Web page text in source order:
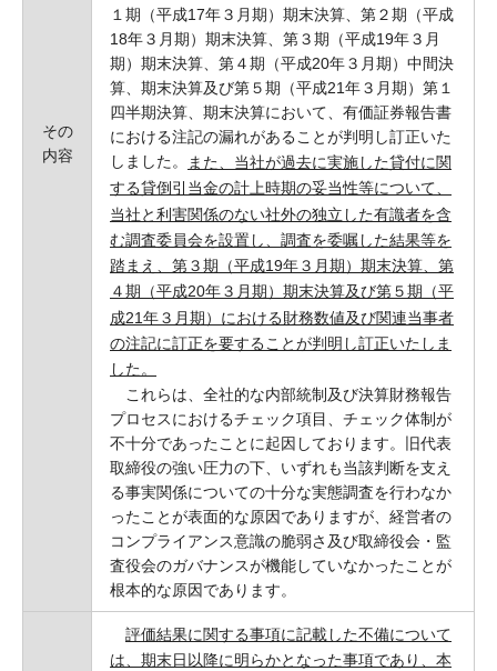
その
内容
１期（平成17年３月期）期末決算、第２期（平成
18年３月期）期末決算、第３期（平成19年３月
期）期末決算、第４期（平成20年３月期）中間決
算、期末決算及び第５期（平成21年３月期）第１
四半期決算、期末決算において、有価証券報告書
における注記の漏れがあることが判明し訂正いた
しました。
また、当社が過去に実施した貸付に関
する貸倒引当金の計上時期の妥当性等について、
当社と利害関係のない社外の独立した有識者を含
む調査委員会を設置し、調査を委嘱した結果等を
踏まえ、第３期（平成19年３月期）期末決算、第
４期（平成20年３月期）期末決算及び第５期（平
成21年３月期）における財務数値及び関連当事者
の注記に訂正を要することが判明し訂正いたしま
した。
これらは、全社的な内部統制及び決算財務報告
プロセスにおけるチェック項目、チェック体制が
不十分であったことに起因しております。旧代表
取締役の強い圧力の下、いずれも当該判断を支え
る事実関係についての十分な実態調査を行わなか
ったことが表面的な原因でありますが、経営者の
コンプライアンス意識の脆弱さ及び取締役会・監
査役会のガバナンスが機能していなかったことが
根本的な原因であります。
評価結果に関する事項に記載した不備について
は、期末日以降に明らかとなった事項であり、本